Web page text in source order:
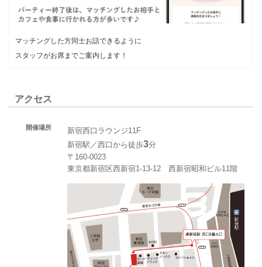
マッチングした方同士お話できるように
スタッフがお席までご案内します！
アクセス
開催場所
新宿西口ラウンジ11F
新宿駅／西口から徒歩3分
〒160-0023
東京都新宿区西新宿1-13-12 西新宿昭和ビル11階